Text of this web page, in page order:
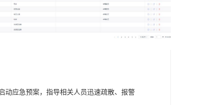
动应急预案，指导相关人员迅速疏散、报警